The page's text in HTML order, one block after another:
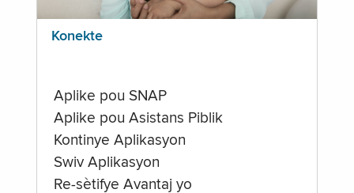
Konekte
Aplike pou SNAP
Aplike pou Asistans Piblik
Kontinye Aplikasyon
Swiv Aplikasyon
Re-sètifye Avantaj yo